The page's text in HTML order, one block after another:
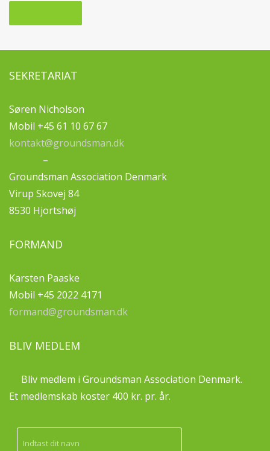
SEKRETARIAT
Søren Nicholson
Mobil +45 61 10 67 67
kontakt@groundsman.dk
–
Groundsman Association Denmark
Virup Skovej 84
8530 Hjortshøj
FORMAND
Karsten Paaske
Mobil +45 2022 4171
formand@groundsman.dk
BLIV MEDLEM
Bliv medlem i Groundsman Association Denmark.
Et medlemskab koster 400 kr. pr. år.